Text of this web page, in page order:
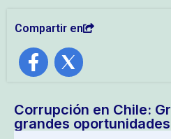
Compartir en
Corrupción en Chile:
grandes oportunidades